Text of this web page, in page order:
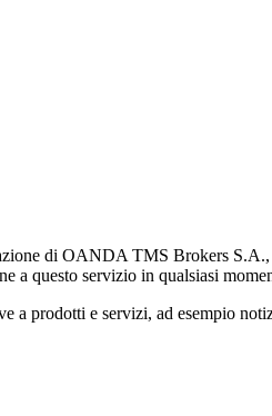
di OANDA TMS Brokers S.A.,
a questo servizio in qualsiasi
prodotti e servizi, ad esempio